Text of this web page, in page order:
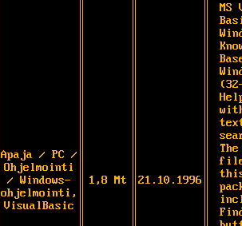
Apaja / PC /
Ohjelmointi
/ Windows-
ohjelmointi,
VisualBasic
1,8 Mt 21.10.1996